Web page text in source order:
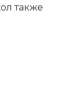
также